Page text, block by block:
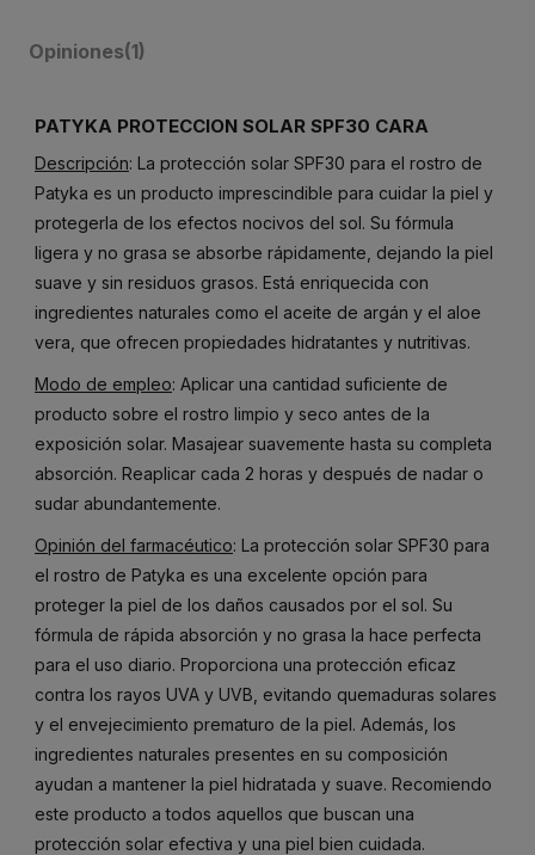
Opiniones(1)
PATYKA PROTECCION SOLAR SPF30 CARA
Descripción: La protección solar SPF30 para el rostro de
Patyka es un producto imprescindible para cuidar la piel y
protegerla de los efectos nocivos del sol. Su fórmula
ligera y no grasa se absorbe rápidamente, dejando la piel
suave y sin residuos grasos. Está enriquecida con
ingredientes naturales como el aceite de argán y el aloe
vera, que ofrecen propiedades hidratantes y nutritivas.
Modo de empleo: Aplicar una cantidad suficiente de
producto sobre el rostro limpio y seco antes de la
exposición solar. Masajear suavemente hasta su completa
absorción. Reaplicar cada 2 horas y después de nadar o
sudar abundantemente.
Opinión del farmacéutico: La protección solar SPF30 para
el rostro de Patyka es una excelente opción para
proteger la piel de los daños causados por el sol. Su
fórmula de rápida absorción y no grasa la hace perfecta
para el uso diario. Proporciona una protección eficaz
contra los rayos UVA y UVB, evitando quemaduras solares
y el envejecimiento prematuro de la piel. Además, los
ingredientes naturales presentes en su composición
ayudan a mantener la piel hidratada y suave. Recomiendo
este producto a todos aquellos que buscan una
protección solar efectiva y una piel bien cuidada.